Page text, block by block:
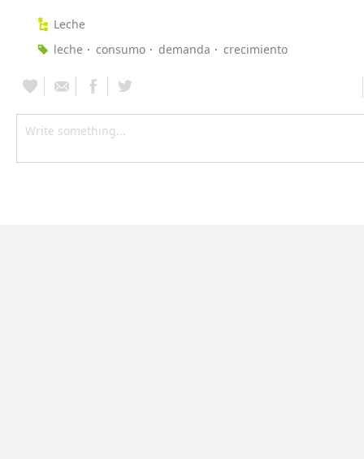
Leche
leche
consumo demanda crecimiento